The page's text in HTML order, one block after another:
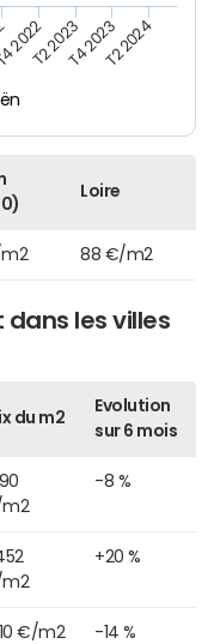
2022T2 2023T4 2023T2 2024
Loire
m2 88 €/m2
dans les villes
du m2
Evolution
sur 6 mois
-8 %
+20 %
€/m2 -14 %